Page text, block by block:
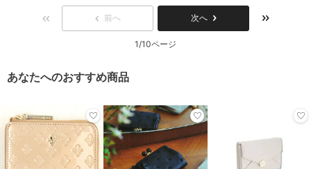
前へ 次へ
1/10ページ
あなたへのおすすめ商品